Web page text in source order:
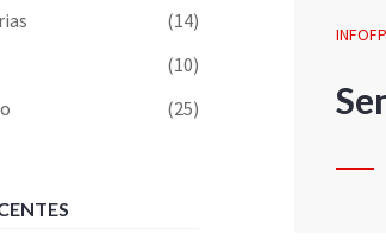
(14)
(10)
(25)